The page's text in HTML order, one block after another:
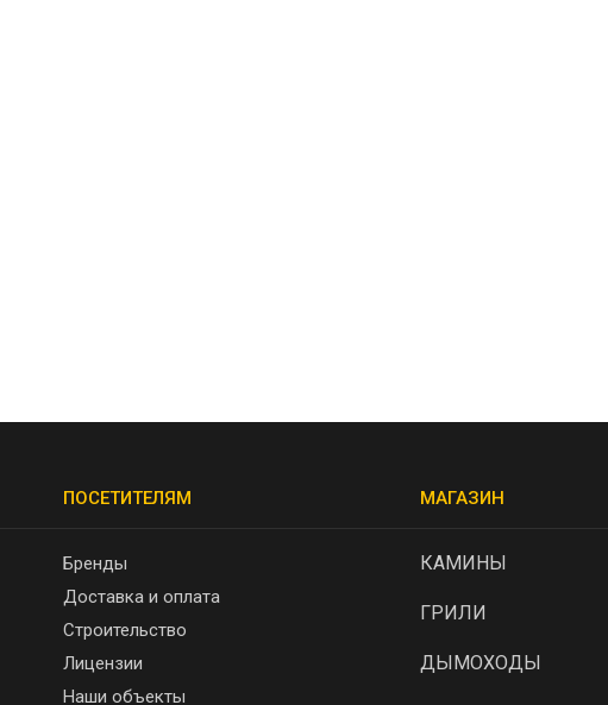
ПОСЕТИТЕЛЯМ
Бренды
Доставка и оплата
Строительство
Лицензии
Наши объекты
МАГАЗИН
КАМИНЫ
ГРИЛИ
ДЫМОХОДЫ